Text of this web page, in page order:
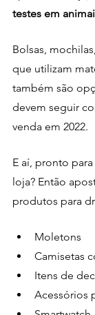
testes em
Bolsas,
que utilizam
também são
devem seguir
venda em 2022.
E aí, pronto
loja? Então
produtos para
Moletons
Camisetas
Itens de
Acessórios